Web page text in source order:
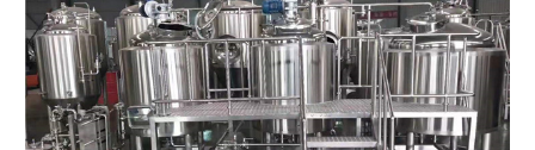
技术咨询
工程案例
厂房设备